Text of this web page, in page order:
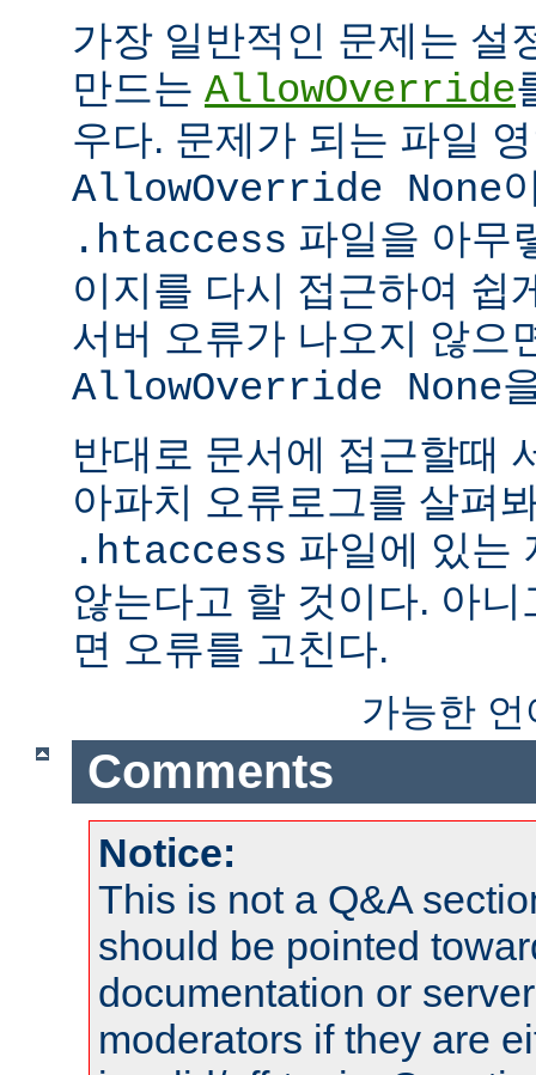
가장 일반적인 문제는 설
만드는 AllowOverride
우다. 문제가 되는 파일
AllowOverride None
.htaccess 파일을 아무
이지를 다시 접근하여 쉽
서버 오류가 나오지 않으
AllowOverride None
반대로 문서에 접근할때
아파치 오류로그를 살펴
.htaccess 파일에 있는
않는다고 할 것이다. 아
면 오류를 고친다.
가능한
Comments
Notice:
This is not a Q&A
should be pointed
documentation or
moderators if they are